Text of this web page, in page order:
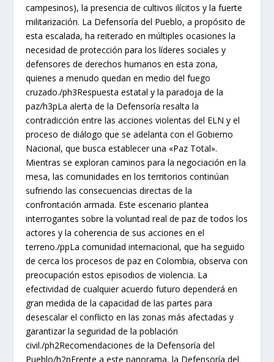
campesinos), la presencia de cultivos ilícitos y la fuerte
militarización. La Defensoría del Pueblo, a propósito de
esta escalada, ha reiterado en múltiples ocasiones la
necesidad de protección para los líderes sociales y
defensores de derechos humanos en esta zona,
quienes a menudo quedan en medio del fuego
cruzado./ph3Respuesta estatal y la paradoja de la
paz/h3pLa alerta de la Defensoría resalta la
contradicción entre las acciones violentas del ELN y el
proceso de diálogo que se adelanta con el Gobierno
Nacional, que busca establecer una «Paz Total».
Mientras se exploran caminos para la negociación en la
mesa, las comunidades en los territorios continúan
sufriendo las consecuencias directas de la
confrontación armada. Este escenario plantea
interrogantes sobre la voluntad real de paz de todos los
actores y la coherencia de sus acciones en el
terreno./ppLa comunidad internacional, que ha seguido
de cerca los procesos de paz en Colombia, observa con
preocupación estos episodios de violencia. La
efectividad de cualquier acuerdo futuro dependerá en
gran medida de la capacidad de las partes para
desescalar el conflicto en las zonas más afectadas y
garantizar la seguridad de la población
civil./ph2Recomendaciones de la Defensoría del
Pueblo/h2pFrente a este panorama, la Defensoría del